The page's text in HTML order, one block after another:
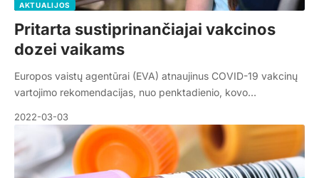
AKTUALIJOS
Pritarta sustiprinančiajai vakcinos
dozei vaikams
Europos vaistų agentūrai (EVA) atnaujinus COVID-19 vakcinų
vartojimo rekomendacijas, nuo penktadienio, kovo…
2022-03-03